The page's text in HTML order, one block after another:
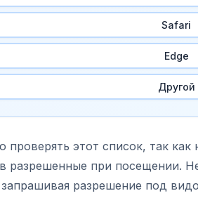
Safari
Edge
Другой
проверять этот список, так
в разрешенные при посещении.
разрешение под